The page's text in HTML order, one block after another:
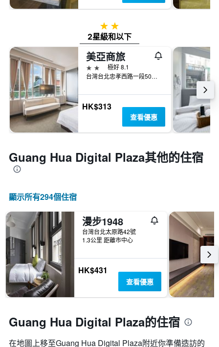
2星級
2星級和以下
美亞商旅
2星級
極好 8.1
台灣台北忠孝西路一段50號5樓
HK$313
查看優惠
Guang Hua Digital Plaza​其他的住宿
顯示所有294​個住宿
漫步1948
台灣台北太原路42號
1.3公里 距離市中心
HK$431
查看優惠
Guang Hua Digital Plaza的住宿
在地圖上移至Guang Hua Digital Plaza​​附近你準備造訪的